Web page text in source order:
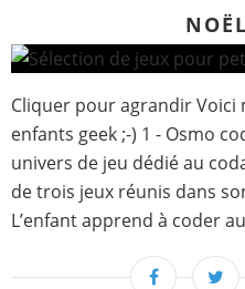
Cliquer pour agrandir
enfants geek ;-) 1 - Osmo
univers de jeu dédié au
de trois jeux réunis dans
L’enfant apprend à coder